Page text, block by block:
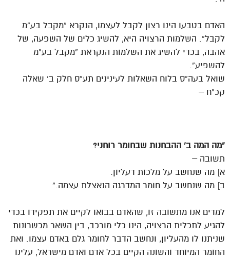
האדם בטבעו הינו רצון לקבל לעצמו, הנקרא “מקבל בע”מ
לקבל”. השלמות הרצויה היא, להשיג כלים של השפעה, של
אהבה, בכדי להשיג את השלמות הנקראת “מקבל בע”מ
להשפיע”.
שואל בעה”ס בלוח השאלות לעינינים תע”ס חלק ב’ שאלה
קכ”ח –
“מה המה ב’ ההבחנות שבחומר רוחני?
תשובה –
א] מה שנחשב על מלכות דעליון.
ב] מה שנחשב על חומר המדרגה הנאצלת עצמה.”
למדים אנו מתשובה זו, שהאדם בבואו לקיים את תפקידו בכדי
להגיע לתכלית הרצויה, הינו כלי מורכב, בין השאר מכשרונות
שניתנו לו מהעליון, ונחשב הדבר לחומר גלם באדם עצמו. ואת
החומר המיוחד והשונה הקיים בכל אדם ואדם מישראל, עלינו